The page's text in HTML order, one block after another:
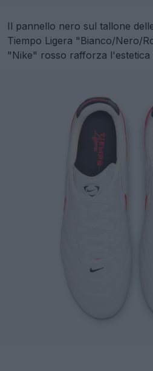
Il pannello nero sul tallone
Tiempo Ligera "Bianco/Nero/
"Nike" rosso rafforza l'estetica